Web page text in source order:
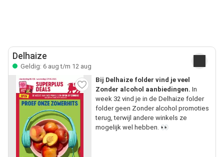
Delhaize
Geldig: 6 aug t/m 12 aug
Bij Delhaize folder vind je veel
Zonder alcohol aanbiedingen. In
week 32 vind je in de Delhaize folder
folder geen Zonder alcohol promoties
terug, terwijl andere winkels ze
mogelijk wel hebben. 👀